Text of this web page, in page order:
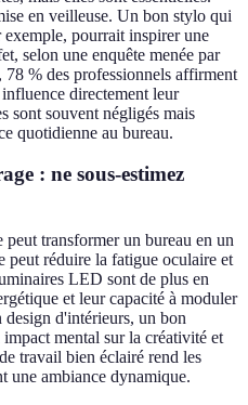
en veilleuse. Un bon stylo qui
exemple, pourrait inspirer une
selon une enquête menée par
, 78 % des professionnels affirment
directement leur
sont souvent négligés mais
quotidienne au bureau.
: ne sous-estimez
transformer un bureau en un
peut réduire la fatigue oculaire et
LED sont de plus en
et leur capacité à moduler
design d'intérieurs, un bon
mental sur la créativité et
travail bien éclairé rend les
une ambiance dynamique.